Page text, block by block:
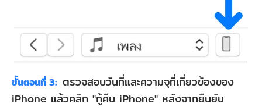
ขั้นตอนที่ 3: ตรวจสอบวันที่และความจุที่เกี่ยวข้องของ
iPhone แล้วคลิก "กู้คืน iPhone" หลังจากยืนยัน